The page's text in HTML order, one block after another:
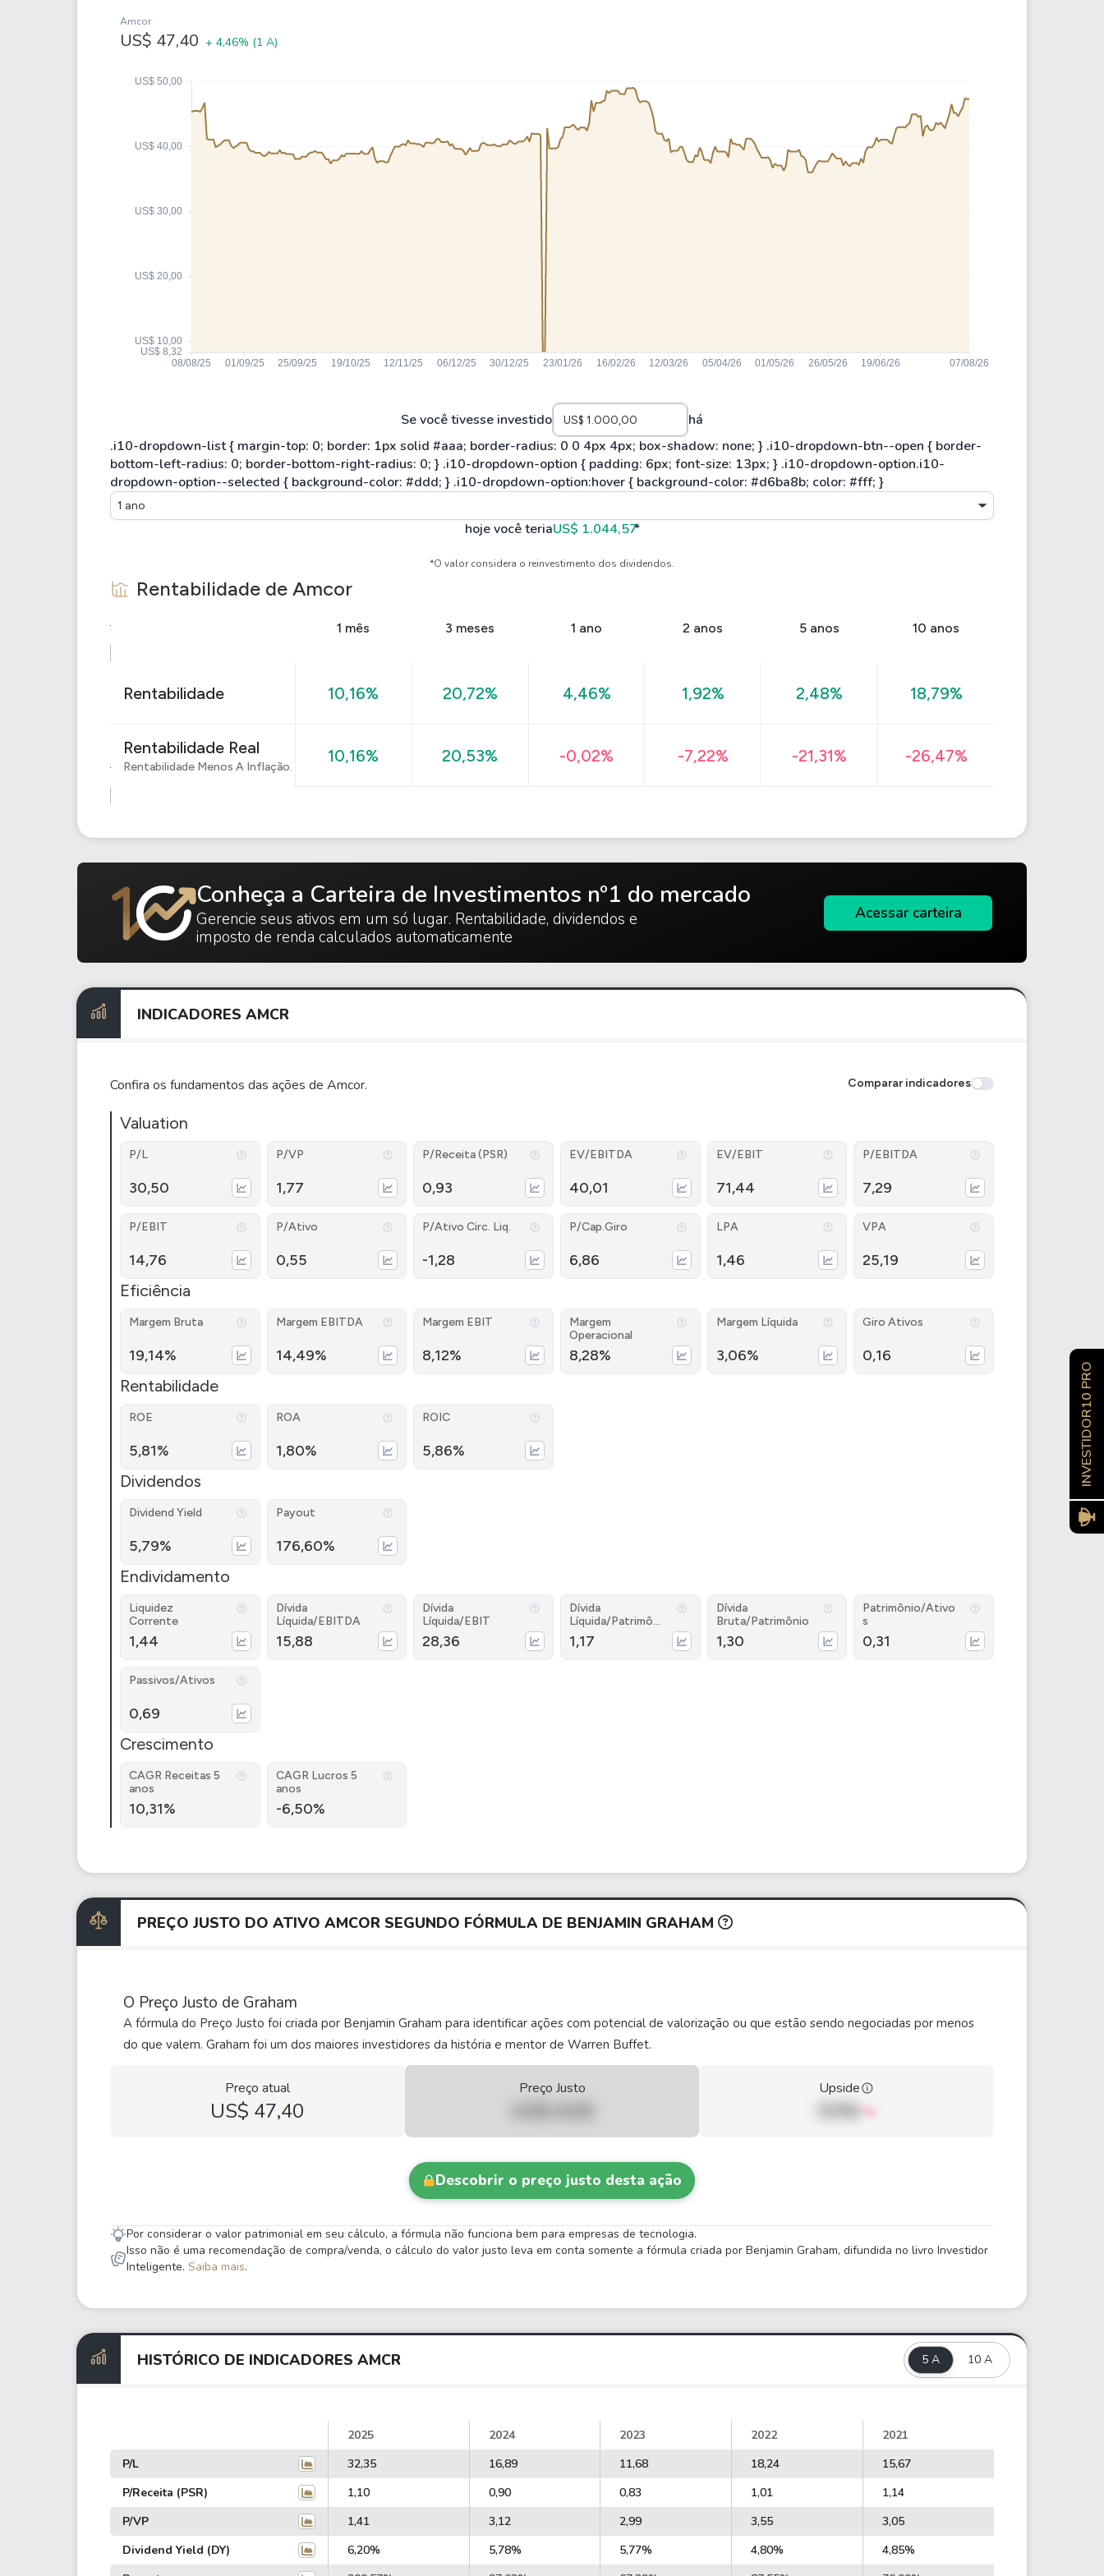
Klabin
Petrobrás
Ver todos
KNCR11
Amcor
US$ 47,40 + 4,46% (1 A)
Se você tivesse investido há
1 ano
hoje você teriaUS$ 1.044,57*
*O valor considera o reinvestimento dos dividendos.
Rentabilidade de Amcor
1 mês 3 meses 1 ano 2 anos 5 anos 10 anos
Rentabilidade 10,16% 20,72% 4,46% 1,92% 2,48% 18,79%
Rentabilidade Real
Rentabilidade Menos A Inflação.
10,16% 20,53% -0,02% -7,22% -21,31% -26,47%
Conheça a Carteira de Investimentos nº1 do mercado
Gerencie seus ativos em um só lugar. Rentabilidade, dividendos e
imposto de renda calculados automaticamente
Acessar carteira
INDICADORES AMCR
Confira os fundamentos das ações de Amcor. Comparar indicadores
Valuation
P/L
30,50
P/VP
1,77
P/Receita (PSR)
0,93
EV/EBITDA
40,01
EV/EBIT
71,44
P/EBITDA
7,29
P/EBIT
14,76
P/Ativo
0,55
P/Ativo Circ. Liq.
-1,28
P/Cap.Giro
6,86
LPA
1,46
VPA
25,19
Eficiência
Margem Bruta
19,14%
Margem EBITDA
14,49%
Margem EBIT
8,12%
Margem
Operacional
8,28%
Margem Líquida
3,06%
Giro Ativos
0,16
Rentabilidade
ROE
5,81%
ROA
1,80%
ROIC
5,86%
Dividendos
Dividend Yield
5,79%
Payout
176,60%
Endividamento
Liquidez
Corrente
1,44
Dívida
Líquida/EBITDA
15,88
Dívida
Líquida/EBIT
28,36
Dívida
Líquida/Patrimôni
o
1,17
Dívida
Bruta/Patrimônio
1,30
Patrimônio/Ativo
s
0,31
Passivos/Ativos
0,69
Crescimento
CAGR Receitas 5
anos
10,31%
CAGR Lucros 5
anos
-6,50%
PREÇO JUSTO DO ATIVO AMCOR SEGUNDO FÓRMULA DE BENJAMIN GRAHAM
O Preço Justo de Graham
A fórmula do Preço Justo foi criada por Benjamin Graham para identificar ações com potencial de valorização ou que estão sendo negociadas por menos
do que valem. Graham foi um dos maiores investidores da história e mentor de Warren Buffet.
Preço atual
US$ 47,40
Preço Justo Upside
00%
Descobrir o preço justo desta ação
Por considerar o valor patrimonial em seu cálculo, a fórmula não funciona bem para empresas de tecnologia.
Isso não é uma recomendação de compra/venda, o cálculo do valor justo leva em conta somente a fórmula criada por Benjamin Graham, difundida no livro Investidor
Inteligente. Saiba mais.
HISTÓRICO DE INDICADORES AMCR 5 A 10 A
2025 2024 2023 2022
2021
P/L
32,35 16,89 11,68 18,24
15,67
P/Receita (PSR)
1,10 0,90 0,83 1,01
1,14
P/VP
1,41 3,12 2,99 3,55
3,05
Dividend Yield (DY)
6,20% 5,78% 5,77% 4,80%
4,85%
INVESTIDOR10 PRO